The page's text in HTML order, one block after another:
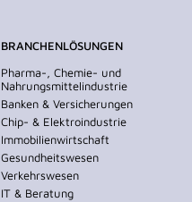
BRANCHENLÖSUNGEN
Pharma-, Chemie- und
Nahrungsmittelindustrie
Banken & Versicherungen
Chip- & Elektroindustrie
Immobilienwirtschaft
Gesundheitswesen
Verkehrswesen
IT & Beratung